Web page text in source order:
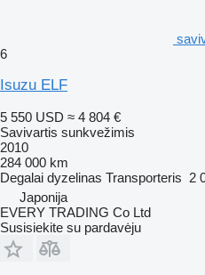
6
Isuzu ELF
5 550 USD ≈ 4 804 €
Savivartis sunkvežimis
2010
284 000 km
Degalai dyzelinas Transporteris 2
Japonija
EVERY TRADING Co Ltd
Susisiekite su pardavėju